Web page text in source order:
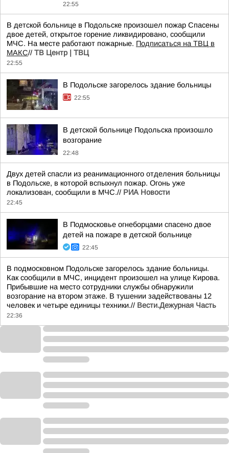
22:55
В детской больнице в Подольске произошел пожар Спасены
двое детей, открытое горение ликвидировано, сообщили
МЧС. На месте работают пожарные. Подписаться на ТВЦ в
МАКС// ТВ Центр | ТВЦ
22:55
В Подольске загорелось здание больницы
22:55
В детской больнице Подольска произошло
возгорание
22:48
Двух детей спасли из реанимационного отделения больницы
в Подольске, в которой вспыхнул пожар. Огонь уже
локализован, сообщили в МЧС.// РИА Новости
22:45
В Подмосковье огнеборцами спасено двое
детей на пожаре в детской больнице
22:45
В подмосковном Подольске загорелось здание больницы.
Как сообщили в МЧС, инцидент произошел на улице Кирова.
Прибывшие на место сотрудники службы обнаружили
возгорание на втором этаже. В тушении задействованы 12
человек и четыре единицы техники.// Вести.Дежурная Часть
22:36